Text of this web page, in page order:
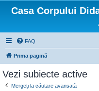
Casa Corpului
FAQ
Prima pagină
Vezi subiecte active
Mergeți la căutare avansată